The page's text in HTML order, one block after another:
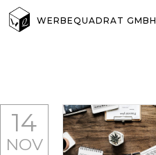
14
NOV
WERBEQUADRAT GMBH